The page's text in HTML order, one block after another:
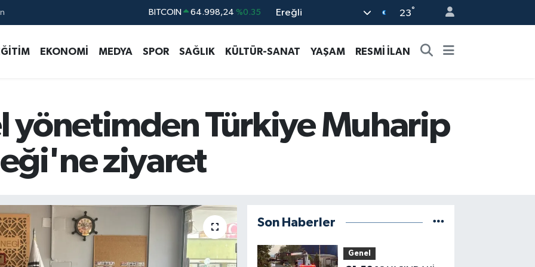
55,2510 %0.32
Ereğli 23°
EKONOMİ MEDYA SPOR SAĞLIK KÜLTÜR-SANAT YAŞAM RESMİ İLAN
yönetimden Türkiye Muharip
ziyaret
Son Haberler
Genel